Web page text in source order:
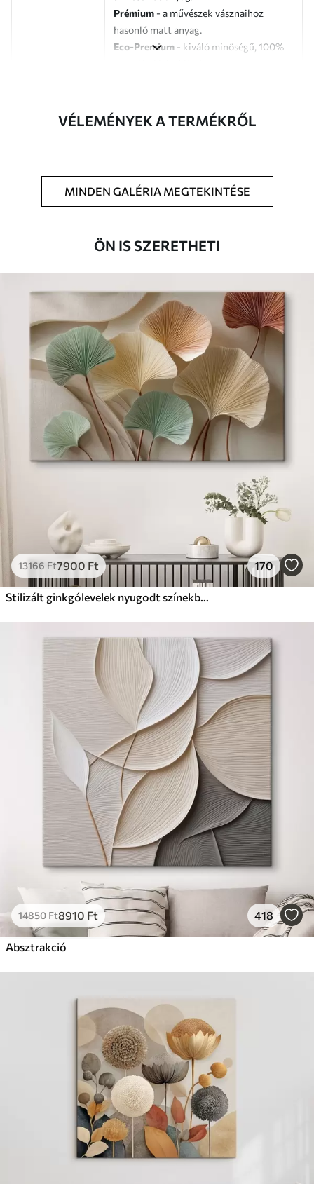
Prémium - a művészek vásznaihoz
hasonló matt anyag.
Eco-Premium - kiváló minőségű, 100%
Cikkszám s46884
Elérhető anyagok
✓Fakulásálló
Biztonságos, szagtalan tinta
✗Vászonhatású felület
✗Környezetbarát anyag
Prémium
Ft
Élénk, gazdag színek
Fakulásálló
✓Biztonságos, szagtalan tinta
Eco-Prémium
Tól12405Ft
✓Élénk, gazdag színek
✓Fakulásálló
Környezetbarát anyag
VÉLEMÉNYEK A TERMÉKRŐL
MINDEN GALÉRIA MEGTEKINTÉSE
ÖN IS SZERETHETI
13166Ft7900 Ft 170
Stilizált ginkgólevelek nyugodt színekben
14850Ft8910 Ft 418
Absztrakció